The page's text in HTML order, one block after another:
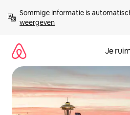
direct
naar
Sommige informatie is
weergeven
Je